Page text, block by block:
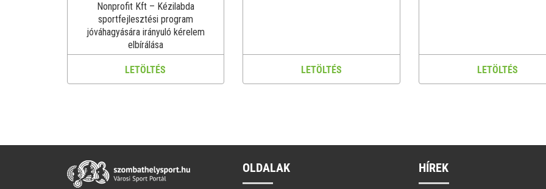
Nonprofit Kft – Kézilabda
sportfejlesztési program
jóváhagyására irányuló kérelem
elbírálása
LETÖLTÉS LETÖLTÉS LETÖLTÉS
OLDALAK HÍREK